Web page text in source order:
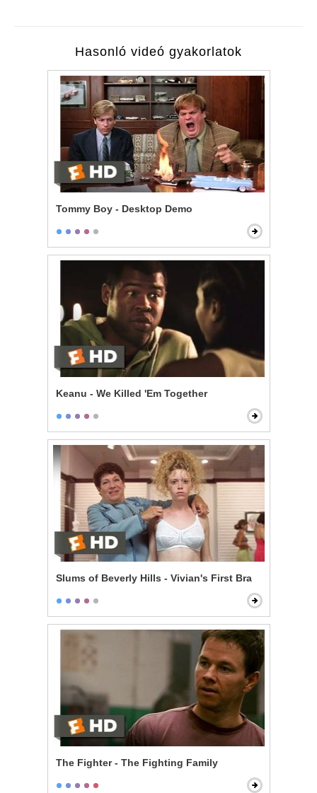
Hasonló videó gyakorlatok
Tommy Boy - Desktop Demo
Keanu - We Killed 'Em Together
Slums of Beverly Hills - Vivian's First Bra
The Fighter - The Fighting Family